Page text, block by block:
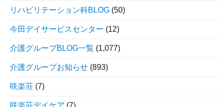
リハビリテーション科BLOG (50)
今田デイサービスセンター (12)
介護グループBLOG一覧 (1,077)
介護グループお知らせ (893)
咲楽荘 (7)
咲楽荘デイケア (7)